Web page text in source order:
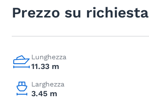
Prezzo su richiesta
Lunghezza
11.33 m
Larghezza
3.45 m